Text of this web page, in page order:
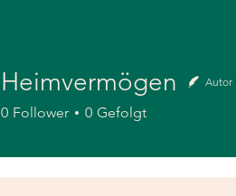
Heimvermögen Autor
0 Follower 0 Gefolgt